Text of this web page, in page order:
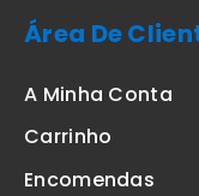
Área De
A Minha Conta
Carrinho
Encomendas